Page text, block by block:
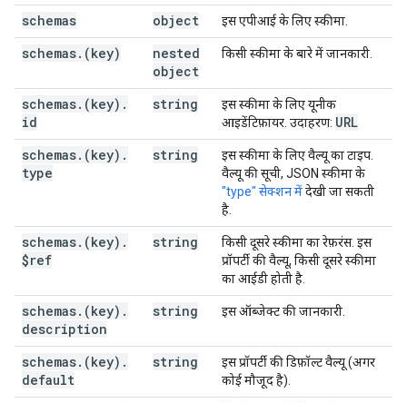
"methods":
:
"id"
string
,
"path": string
,
"httpMethod":
"description"
string
,
"deprecated"
boolean
,
"parameters":
(key)
:
string
,
string
,
string
"description": string
,
"default"
string
,
boolean
,
"deprecated": boolean
"format": string
,
"pattern"
string
,
"maximum"
string
,
"enum":
schemas object इस एपीआई के लिए स्कीमा.
schemas. (key)
nested
object
किसी स्कीमा के बारे में जानकारी.
schemas. (key) .
id
string
इस स्कीमा के लिए यूनीक
आइडेंटिफ़ायर. उदाहरण: URL
schemas. (key) .
type
string
इस स्कीमा के लिए वैल्यू का टाइप.
वैल्यू की सूची, JSON स्कीमा के
"type" सेक्शन मेंदेखी जा सकती
है.
schemas. (key) .
$ref
string
किसी दूसरे स्कीमा का रेफ़रंस. इस
प्रॉपर्टी की वैल्यू, किसी दूसरे स्कीमा
का आईडी होती है.
schemas. (key) .
description
string इस ऑब्जेक्ट की जानकारी.
schemas. (key) .
default
string
इस प्रॉपर्टी की डिफ़ॉल्ट वैल्यू (अगर
कोई मौजूद है).